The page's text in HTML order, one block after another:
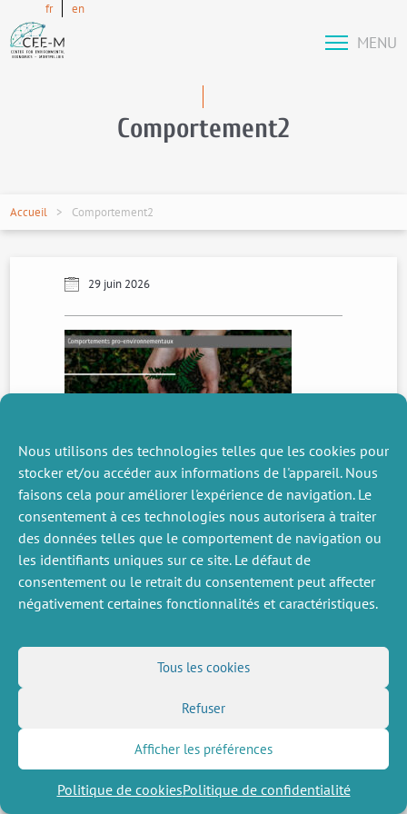
Nous utilisons des technologies telles que les cookies pour
stocker et/ou accéder aux informations de l'appareil. Nous
faisons cela pour améliorer l'expérience de navigation. Le
consentement à ces technologies nous autorisera à traiter
des données telles que le comportement de navigation ou
les identifiants uniques sur ce site. Le défaut de
consentement ou le retrait du consentement peut affecter
négativement certaines fonctionnalités et caractéristiques.
Tous les cookies
Refuser
Afficher les préférences
Politique de cookiesPolitique de confidentialité
fr en
MENU
Comportement2
Accueil Comportement2
29 juin 2026
ACTUALITÉS
PRÉCÉDENTE
DIVERS
Offres d’emploi
Job market
NOUS SUIVRE
Flux RSS